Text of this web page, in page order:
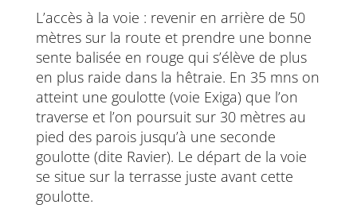
L’accès à la voie : revenir en arrière de 50
mètres sur la route et prendre une bonne
sente balisée en rouge qui s’élève de plus
en plus raide dans la hêtraie. En 35 mns on
atteint une goulotte (voie Exiga) que l’on
traverse et l’on poursuit sur 30 mètres au
pied des parois jusqu’à une seconde
goulotte (dite Ravier). Le départ de la voie
se situe sur la terrasse juste avant cette
goulotte.